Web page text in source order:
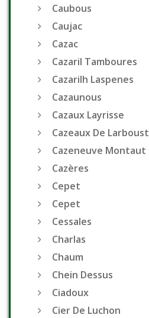
Caubous
Caujac
Cazac
Cazaril Tamboures
Cazarilh Laspenes
Cazaunous
Cazaux Layrisse
Cazeaux De Larboust
Cazeneuve Montaut
Cazères
Cepet
Cepet
Cessales
Charlas
Chaum
Chein Dessus
Ciadoux
Cier De Luchon